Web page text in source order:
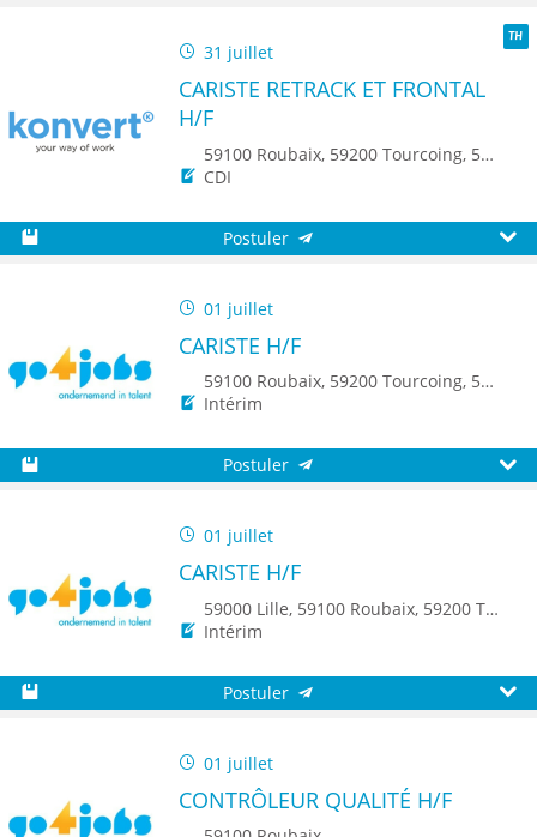
31 juillet
CARISTE RETRACK ET FRONTAL
H/F
59100 Roubaix, 59200 Tourcoing, 59150 Wattrelos, 7700 Mouscron
CDI
Postuler
01 juillet
CARISTE H/F
59100 Roubaix, 59200 Tourcoing, 59150 Wattrelos, 8500 Kortrijk, 8790 Waregem
Intérim
Postuler
01 juillet
CARISTE H/F
59000 Lille, 59100 Roubaix, 59200 Tourcoing, 59150 Wattrelos, 8500 Kortrijk, 8790 Waregem
Intérim
Postuler
01 juillet
CONTRÔLEUR QUALITÉ H/F